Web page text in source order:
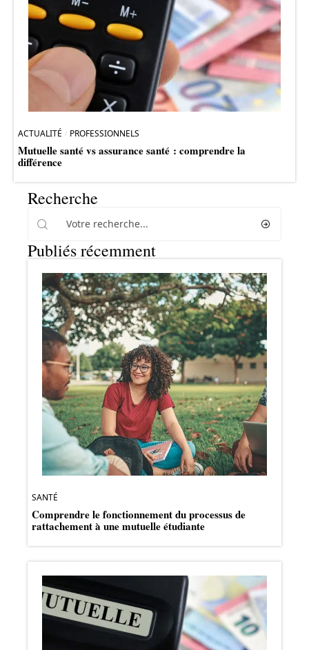
ACTUALITÉ PROFESSIONNELS
Mutuelle santé vs assurance santé : comprendre la
différence
Recherche
Publiés récemment
SANTÉ
Comprendre le fonctionnement du processus de
rattachement à une mutuelle étudiante